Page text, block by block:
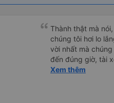
Thành thật mà
chúng tôi hơi lo
vời nhất mà
đến đúng giờ, tài
vẫn hơi xóc,
Xem thêm